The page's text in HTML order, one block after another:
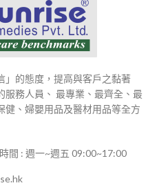
」的態度，提高與客戶之黏著
服務人員、 最專業、最齊全、最
健、婦嬰用品及醫材用品等全方
間 : 週一~週五 09:00~17:00